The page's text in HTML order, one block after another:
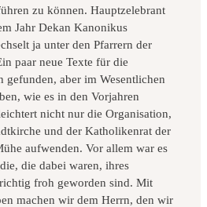
zu können. Hauptzelebrant
Jahr Dekan Kanonikus
ja unter den Pfarrern der
paar neue Texte für die
gefunden, aber im Wesentlichen
wie es in den Vorjahren
nicht nur die Organisation,
und der Katholikenrat der
aufwenden. Vor allem war es
die dabei waren, ihres
froh geworden sind. Mit
machen wir dem Herrn, den wir